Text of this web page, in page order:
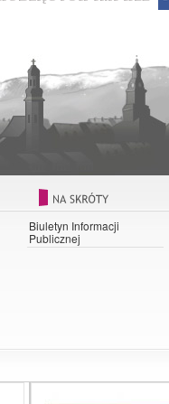
Biuletyn Informacji
Publicznej